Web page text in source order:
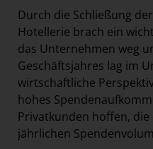
Durch die Schließung
Hotellerie brach ein
das Unternehmen weg
Geschäftsjahres lag im
wirtschaftliche
hohes
Privatkunden hoffen,
jährlichen